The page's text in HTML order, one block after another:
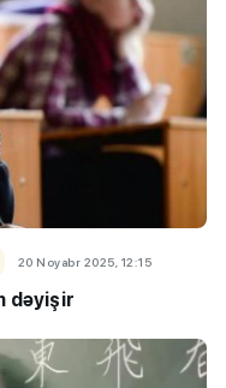
20 Noyabr 2025, 12:15
dəyişir